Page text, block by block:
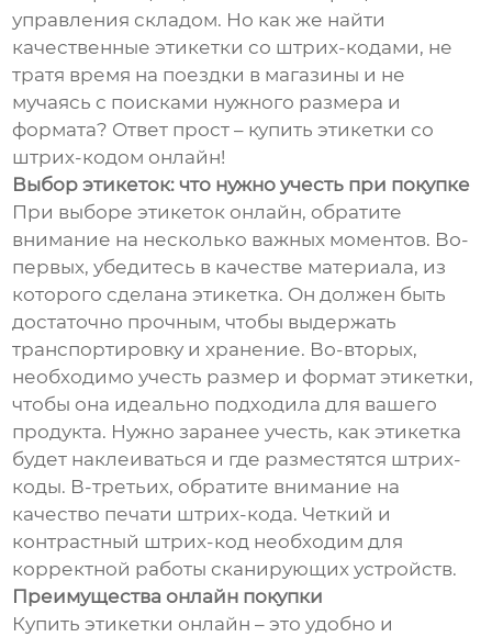
управления складом. Но как же найти
качественные этикетки со штрих-кодами, не
тратя время на поездки в магазины и не
мучаясь с поисками нужного размера и
формата? Ответ прост – купить этикетки со
штрих-кодом онлайн!
Выбор этикеток: что нужно учесть при покупке
При выборе этикеток онлайн, обратите
внимание на несколько важных моментов. Во-
первых, убедитесь в качестве материала, из
которого сделана этикетка. Он должен быть
достаточно прочным, чтобы выдержать
транспортировку и хранение. Во-вторых,
необходимо учесть размер и формат этикетки,
чтобы она идеально подходила для вашего
продукта. Нужно заранее учесть, как этикетка
будет наклеиваться и где разместятся штрих-
коды. В-третьих, обратите внимание на
качество печати штрих-кода. Четкий и
контрастный штрих-код необходим для
корректной работы сканирующих устройств.
Преимущества онлайн покупки
Купить этикетки онлайн – это удобно и